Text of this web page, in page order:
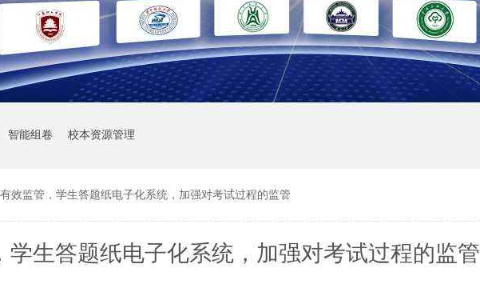
智能组卷 校本资源管理
有效监管，学生答题纸电子化系统，加强对考试过程的监管
学生答题纸电子化系统，加强对考试过程的监管